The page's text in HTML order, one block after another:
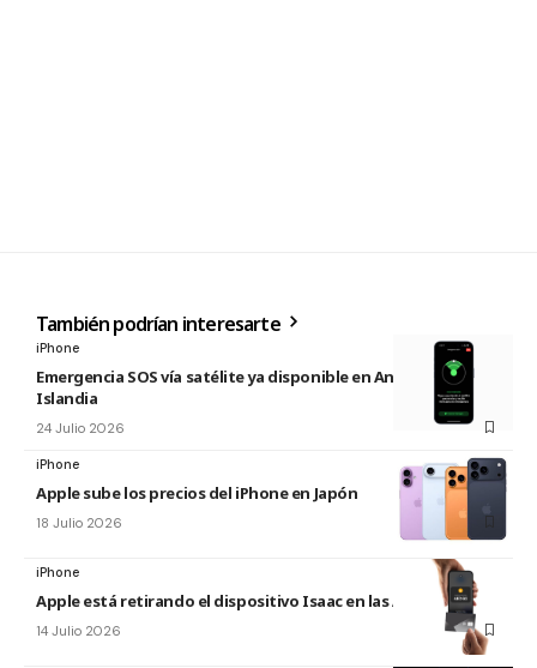
También podrían interesarte
iPhone
Emergencia SOS vía satélite ya disponible en Andorra e
Islandia
24 Julio 2026
iPhone
Apple sube los precios del iPhone en Japón
18 Julio 2026
iPhone
Apple está retirando el dispositivo Isaac en las Apple Store
14 Julio 2026